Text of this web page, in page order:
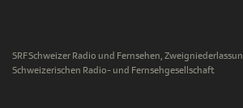
SRF Schweizer Radio und Fernsehen,
Schweizerischen Radio- und Fernsehgesellschaft